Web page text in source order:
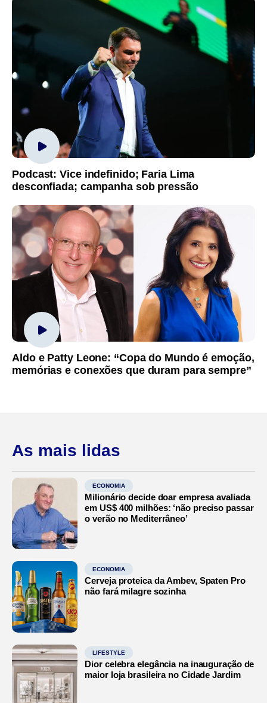
Podcast: Vice indefinido; Faria Lima
desconfiada; campanha sob pressão
Aldo e Patty Leone: “Copa do Mundo é emoção,
memórias e conexões que duram para sempre”
As mais lidas
ECONOMIA
Milionário decide doar empresa avaliada
em US$ 400 milhões: ‘não preciso passar
o verão no Mediterrâneo’
ECONOMIA
Cerveja proteica da Ambev, Spaten Pro
não fará milagre sozinha
LIFESTYLE
Dior celebra elegância na inauguração de
maior loja brasileira no Cidade Jardim